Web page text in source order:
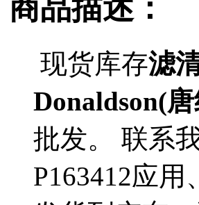
商品描述：
现货库存滤
Donaldson(
批发。 联系
P163412应